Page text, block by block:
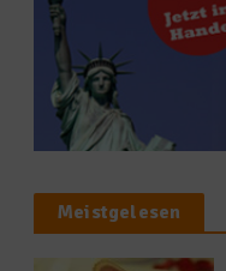
Meistgelesen